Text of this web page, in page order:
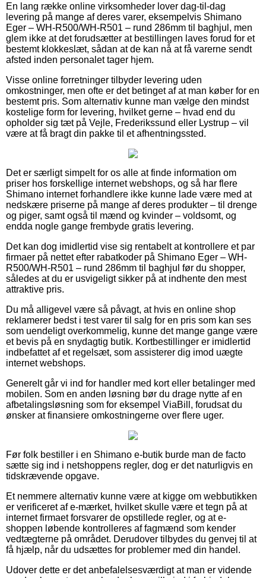
En lang række online virksomheder lover dag-til-dag
levering på mange af deres varer, eksempelvis Shimano
Eger – WH-R500/WH-R501 – rund 286mm til baghjul, men
glem ikke at det forudsætter at bestillingen laves forud for et
bestemt klokkeslæt, sådan at de kan nå at få varerne sendt
afsted inden personalet tager hjem.
Visse online forretninger tilbyder levering uden
omkostninger, men ofte er det betinget af at man køber for en
bestemt pris. Som alternativ kunne man vælge den mindst
kostelige form for levering, hvilket gerne – hvad end du
opholder sig tæt på Vejle, Frederikssund eller Lystrup – vil
være at få bragt din pakke til et afhentningssted.
Det er særligt simpelt for os alle at finde information om
priser hos forskellige internet webshops, og så har flere
Shimano internet forhandlere ikke kunne lade være med at
nedskære priserne på mange af deres produkter – til drenge
og piger, samt også til mænd og kvinder – voldsomt, og
endda nogle gange frembyde gratis levering.
Det kan dog imidlertid vise sig rentabelt at kontrollere et par
firmaer på nettet efter rabatkoder på Shimano Eger – WH-
R500/WH-R501 – rund 286mm til baghjul før du shopper,
således at du er usvigeligt sikker på at indhente den mest
attraktive pris.
Du må alligevel være så påvagt, at hvis en online shop
reklamerer bedst i test varer til salg for en pris som kan ses
som uendeligt overkommelig, kunne det mange gange være
et bevis på en snydagtig butik. Kortbestillinger er imidlertid
indbefattet af et regelsæt, som assisterer dig imod uægte
internet webshops.
Generelt går vi ind for handler med kort eller betalinger med
mobilen. Som en anden løsning bør du drage nytte af en
afbetalingsløsning som for eksempel ViaBill, forudsat du
ønsker at finansiere omkostningerne over flere uger.
Før folk bestiller i en Shimano e-butik burde man de facto
sætte sig ind i netshoppens regler, dog er det naturligvis en
tidskrævende opgave.
Et nemmere alternativ kunne være at kigge om webbutikken
er verificeret af e-mærket, hvilket skulle være et tegn på at
internet firmaet forsvarer de opstillede regler, og at e-
shoppen løbende kontrolleres af fagmænd som kender
vedtægterne på området. Derudover tilbydes du genvej til at
få hjælp, når du udsættes for problemer med din handel.
Udover dette er det anbefalelsesværdigt at man er vidende